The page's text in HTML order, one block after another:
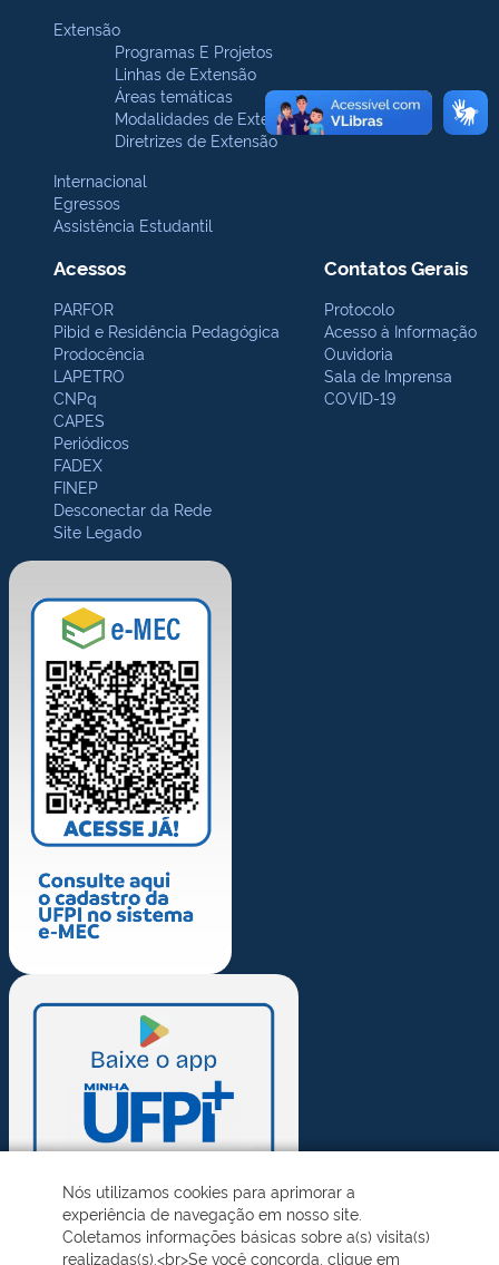
Extensão
Programas E Projetos
Linhas de Extensão
Áreas temáticas
Modalidades de Extensão
Diretrizes de Extensão
Internacional
Egressos
Assistência Estudantil
Acessos
PARFOR
Pibid e Residência Pedagógica
Prodocência
LAPETRO
CNPq
CAPES
Periódicos
FADEX
FINEP
Desconectar da Rede
Site Legado
Contatos Gerais
Protocolo
Acesso à Informação
Ouvidoria
Sala de Imprensa
COVID-19
Nós utilizamos cookies para aprimorar a
experiência de navegação em nosso site.
Coletamos informações básicas sobre a(s) visita(s)
realizadas(s).<br>Se você concorda, clique em